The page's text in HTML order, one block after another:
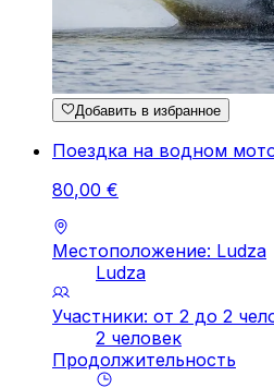
Добавить в избранное
Поездка на водном
80,00 €
Местоположение: Ludza
Ludza
Участники: от 2 до 2
2 человек
Продолжительность